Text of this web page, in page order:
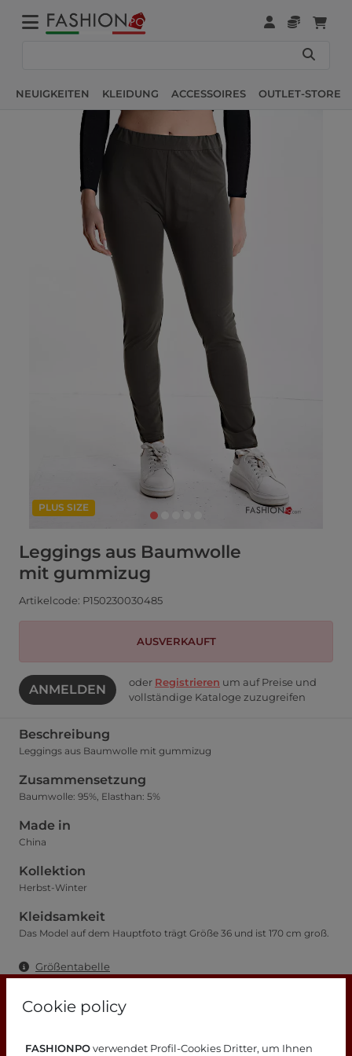
Cookie policy
FASHIONPOverwendet Profil-Cookies Dritter, um Ihnen
NEUIGKEITEN KLEIDUNG ACCESSOIRES OUTLET-STORE
PLUS SIZE
Leggings aus Baumwolle
mit gummizug
Artikelcode: P150230030485
AUSVERKAUFT
ANMELDEN oder Registrieren um auf Preise und
vollständige Kataloge zuzugreifen
Beschreibung
Leggings aus Baumwolle mit gummizug
Zusammensetzung
Baumwolle: 95%, Elasthan: 5%
Made in
China
Kollektion
Herbst-Winter
Kleidsamkeit
Das Model auf dem Hauptfoto trägt Größe 36 und ist 170 cm groß.
Größentabelle